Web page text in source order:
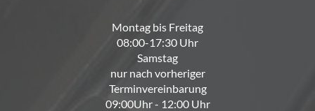
Montag bis Freitag
08:00-17:30 Uhr
Samstag
nur nach vorheriger
Terminvereinbarung
09:00Uhr - 12:00 Uhr